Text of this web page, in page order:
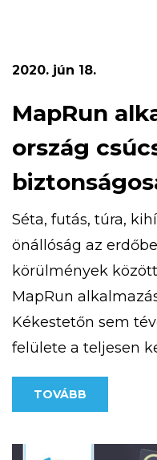
számháborúzhatsz,
strandolhatsz! Az 5
2020. jún 18.
MapRun
ország
Séta, futás, túra,
önállóság az
körülmények
MapRun
Kékestetőn sem
felülete a teljesen
lehetőséget nyújt a
megszerzésében.
el. A kivitelezésnél
TOVÁBB